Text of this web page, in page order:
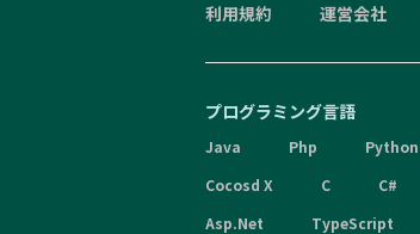
利用規約 運営会社
プログラミング言語
Java Php Python
Cocosd X
C C#
Asp.Net
TypeScript